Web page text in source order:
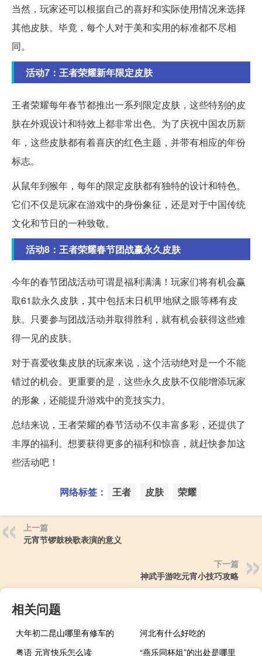
当然，玩家还可以根据自己的喜好和实际使用情况来选择
其他皮肤。毕竟，每个人对于美和实用的标准都不尽相
同。
活动7：王者荣耀新年限定皮肤
王者荣耀每年春节都推出一系列限定皮肤，这些特别的皮
肤在外观设计和特效上都非常出色。为了庆祝中国农历新
年，这些皮肤都有着喜庆的红色主题，并带有相应的年份
标志。
从鼠年到猴年，每年的限定皮肤都有独特的设计和特色。
它们不仅是玩家在游戏中的身份象征，还是对于中国传统
文化和节日的一种致敬。
活动8：王者荣耀春节团战赢永久皮肤
今年的春节团战活动可谓是福利满满！玩家们将有机会赢
取61款永久皮肤，其中包括末日机甲地狱之眼等稀有皮
肤。只要参与团战活动并取得胜利，就有机会获得这些难
得一见的皮肤。
对于喜爱收集皮肤的玩家来说，这个活动绝对是一个不能
错过的机会。更重要的是，这些永久皮肤不仅能增添玩家
的形象，还能提升游戏中的竞技实力。
总结来说，王者荣耀的春节活动不仅丰富多彩，还提供了
丰厚的福利。想要获得更多的福利和惊喜，就赶快参加这
些活动吧！
网络标签： 王者 皮肤 荣耀
上一篇
元宵节锣鼓秧歌表演的意义
下一篇
神武手游吃元宵小技巧攻略
相关问题
大年初二昆山哪里有修车的
河北有什么好吃的
粤语 元宵快乐怎么读
“燕乐同杯俎”的出处是哪里